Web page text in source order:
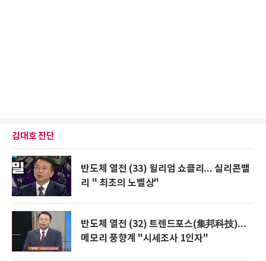
김대호 진단
반도체 열전 (33) 윌리엄 쇼클리... 실리콘밸
리 " 최초의 노벨상"
반도체 열전 (32) 트렌드포스(集邦科技)...
메모리 풍향계 "시세조사 1인자"